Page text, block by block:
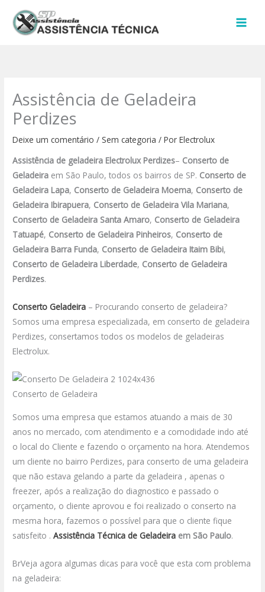
para
Assistência de Geladeira
Perdizes
Deixe um comentário / Sem categoria / PorElectrolux
Assistência de geladeira Electrolux Perdizes– Conserto de
Geladeira em São Paulo, todos os bairros de SP. Conserto de
Geladeira Lapa, Conserto de Geladeira Moema, Conserto de
Geladeira Ibirapuera, Conserto de Geladeira Vila Mariana,
Conserto de Geladeira Santa Amaro, Conserto de Geladeira
Tatuapé, Conserto de Geladeira Pinheiros, Conserto de
Geladeira Barra Funda, Conserto de Geladeira Itaim Bibi,
Conserto de Geladeira Liberdade, Conserto de Geladeira
Perdizes.
Conserto Geladeira – Procurando conserto de geladeira?
Somos uma empresa especializada, em conserto de geladeira
Perdizes, consertamos todos os modelos de geladeiras
Electrolux.
Conserto de Geladeira
Somos uma empresa que estamos atuando a mais de 30
anos no mercado, com atendimento e a comodidade indo até
o local do Cliente e fazendo o orçamento na hora. Atendemos
um cliente no bairro Perdizes, para conserto de uma geladeira
que não estava gelando a parte da geladeira , apenas o
freezer, após a realização do diagnostico e passado o
orçamento, o cliente aprovou e foi realizado o conserto na
mesma hora, fazemos o possível para que o cliente fique
satisfeito .Assistência Técnica de Geladeira em São Paulo.
BrVeja agora algumas dicas para você que esta com problema
na geladeira: